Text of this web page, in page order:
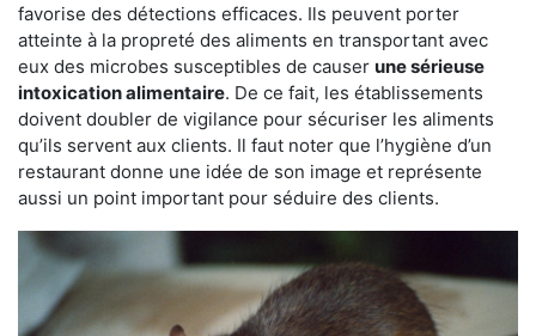
favorise des détections efficaces. Ils peuvent porter
atteinte à la propreté des aliments en transportant avec
eux des microbes susceptibles de causer une sérieuse
intoxication alimentaire. De ce fait, les établissements
doivent doubler de vigilance pour sécuriser les aliments
qu’ils servent aux clients. Il faut noter que l’hygiène d’un
restaurant donne une idée de son image et représente
aussi un point important pour séduire des clients.